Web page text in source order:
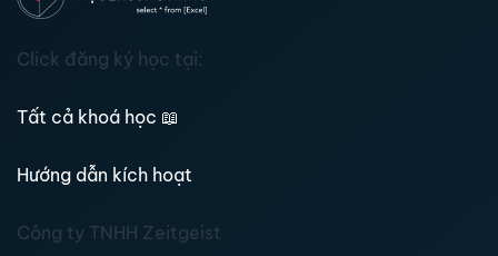
Click đăng ký học tại:
Tất cả khoá học 📖
Hướng dẫn kích hoạt
Công ty TNHH Zeitgeist